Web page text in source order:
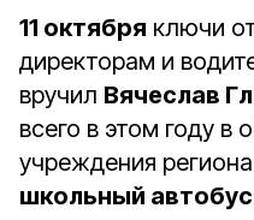
11 октября ключи
директорам и
вручил Вячеслав
всего в этом году в
учреждения
школьный автобус